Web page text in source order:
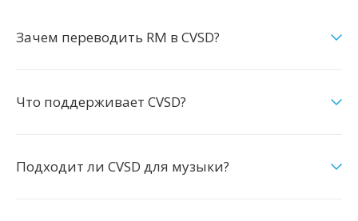
Зачем переводить RM в CVSD?
Что поддерживает CVSD?
Подходит ли CVSD для музыки?